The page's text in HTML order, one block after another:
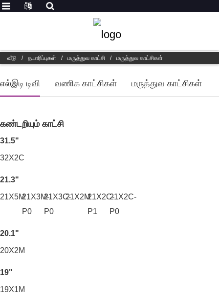
வீடு / தயாரிப்புகள் / மருத்துவ காட்சி / மருத்துவ காட்சிகள்
எல்இடி டிவி வணிக காட்சிகள் மருத்துவ காட்சிகள்
கண்டறியும் காட்சி
31.5"
32X2C
21.3"
21X5M21X3M-
P0
21X3C-
P0
21X2M21X2C-
P1
21X2C-
P0
20.1"
20X2M
19"
19X1M